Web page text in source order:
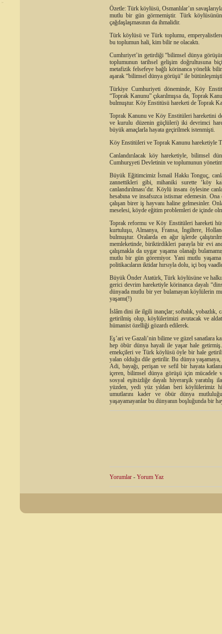
Özetle: Türk köylüsü, Osmanlılar’ın
mutlu bir gün görmemiştir. Türk
çağdaşlaşmasının da ihmalidir.
Türk köylüsü ve Türk toplumu, emperyalistlere
bu toplumun hali, kim bilir ne olacaktı.
Cumhıriyet’in getirdiği “bilimsel dünya
toplumunun tarihsel gelişim doğrultusuna
metafizik felsefeye bağlı körinanca yönelik
aşarak “bilimsel dünya görüşü” ile
Türkiye Cumhuriyeti döneminde, Köy
“Toprak Kanunu” çıkarılmışsa da, Toprak
bulmuştur. Köy Enstitüsü hareketi de Toprak
Toprak Kanunu ve Köy Enstitüleri hareketini
ve kurulu düzenin güçlüleri) iki devrimci
büyük amaçlarla hayata geçirilmek istenmişti.
Köy Enstitüleri ve Toprak Kanunu hareketiyle
Canlandırılacak köy hareketiyle, bilimsel
Cumhurşyeti Devletinin ve toplumunun
Büyük Eğitimcimiz İsmail Hakkı Tonguç,
zannettikleri gibi, mihaniki surette ‘köy
canlandırılması’dır. Köylü insanı öylesine
hesabına ve insafsızca istismar edemesin.
çalışan birer iş hayvanı haline gelmesinler.
meselesi, köyde eğitim problemleri de içinde
Toprak reformu ve Köy Enstitüleri hareketi
kurtuluşu, Almanya, Fransa, İngiltere,
bulmuştur. Oralarda en ağır işlerde
memleketinde, biriktirdikleri parayla bir evi
çalışmakla da uygar yaşama olanağı
mutlu bir gün göremiyor. Yani mutlu
politikacıların iktidar hırsıyla dolu, içi boş
Büyük Önder Atatürk, Türk köylüsüne ve
gerici devrim hareketiyle körinanca dayalı
dünyada mutlu bir yer bulamayan köylülerin
yaşamı(!)
İslâm dini ile ilgili inançlar; softalık, yobazlık,
getirilmiş olup, köylülerimizi avutacak ve
hümanist özelliği gözardı edilerek.
Eş’ari ve Gazali’nin bilime ve güzel sanatlara
hep öbür dünya hayali ile yaşar hale
emekçileri ve Türk köylüsü öyle bir hale
yalan olduğu dile getirilir. Bu dünya
Adi, bayağı, perişan ve sefil bir hayata
içeren, bilimsel dünya görüşü için mücadele
sosyal eşitsizliğe dayalı hiyerarşik yaratılış
yüzden, yedi yüz yıldan beri köylülerimiz
umutlarını kader ve öbür dünya
yaşayamayanlar bu dünyanın boşluğunda bir
Yorumlar - Yorum Yaz